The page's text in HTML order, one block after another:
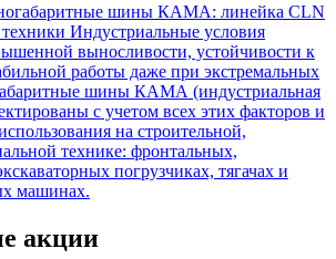
шины КАМА: линейка CLN
Индустриальные условия
выносливости, устойчивости к
работы даже при экстремальных
шины КАМА (индустриальная
с учетом всех этих факторов и
на строительной,
технике: фронтальных,
погрузчиках, тягачах и
машинах.
акции